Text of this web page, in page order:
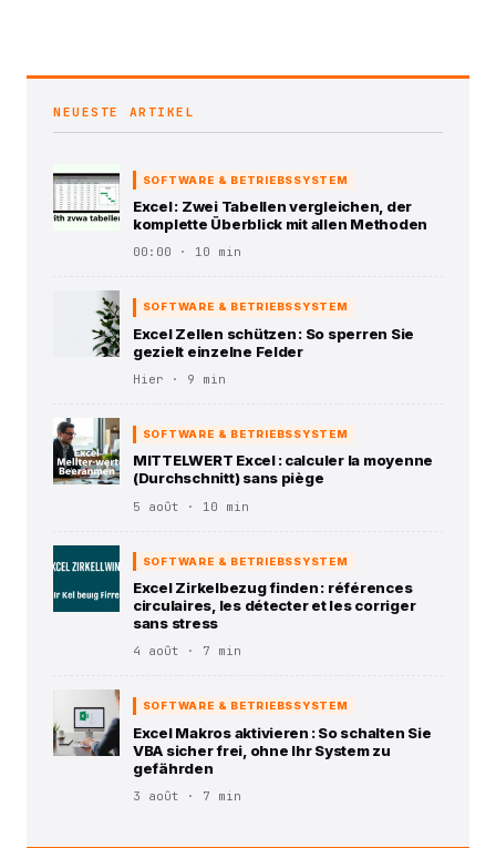
NEUESTE ARTIKEL
SOFTWARE & BETRIEBSSYSTEM
Excel : Zwei Tabellen vergleichen, der
komplette Überblick mit allen Methoden
00:00 · 10 min
SOFTWARE & BETRIEBSSYSTEM
Excel Zellen schützen : So sperren Sie
gezielt einzelne Felder
Hier · 9 min
SOFTWARE & BETRIEBSSYSTEM
MITTELWERT Excel : calculer la moyenne
(Durchschnitt) sans piège
5 août · 10 min
SOFTWARE & BETRIEBSSYSTEM
Excel Zirkelbezug finden : références
circulaires, les détecter et les corriger
sans stress
4 août · 7 min
SOFTWARE & BETRIEBSSYSTEM
Excel Makros aktivieren : So schalten Sie
VBA sicher frei, ohne Ihr System zu
gefährden
3 août · 7 min